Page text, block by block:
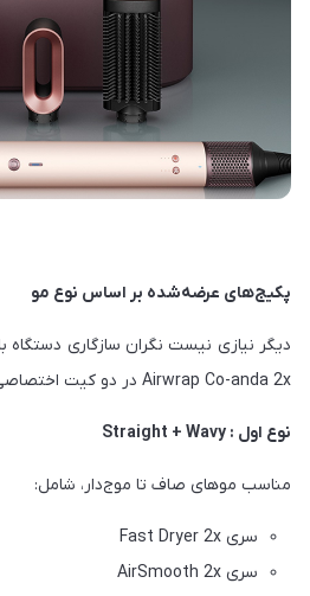
پکیج‌های عرضه‌شده بر اساس نوع مو
Airwrap Co-anda 2x در دو کیت اختصاصی ارائه می‌شود:
نوع اول : Straight + Wavy
مناسب موهای صاف تا موج‌دار، شامل:
سری Fast Dryer 2x
سری AirSmooth 2x